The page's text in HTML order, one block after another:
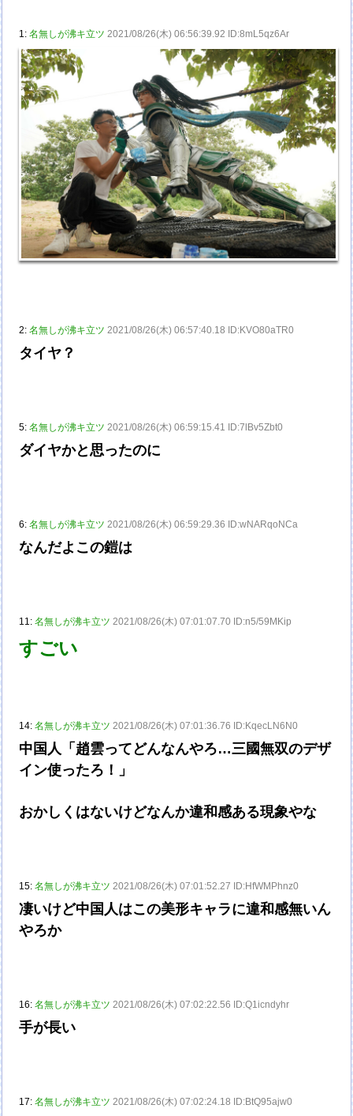
1:名無しが沸キ立ツ 2021/08/26(木) 06:56:39.92 ID:8mL5qz6Ar
2:名無しが沸キ立ツ 2021/08/26(木) 06:57:40.18 ID:KVO80aTR0
タイヤ？
5:名無しが沸キ立ツ 2021/08/26(木) 06:59:15.41 ID:7lBv5Zbt0
ダイヤかと思ったのに
6:名無しが沸キ立ツ 2021/08/26(木) 06:59:29.36 ID:wNARqoNCa
なんだよこの鎧は
11:名無しが沸キ立ツ 2021/08/26(木) 07:01:07.70 ID:n5/59MKip
すごい
14:名無しが沸キ立ツ 2021/08/26(木) 07:01:36.76 ID:KqecLN6N0
中国人「趙雲ってどんなんやろ…三國無双のデザ
イン使ったろ！」
おかしくはないけどなんか違和感ある現象やな
15:名無しが沸キ立ツ 2021/08/26(木) 07:01:52.27 ID:HfWMPhnz0
凄いけど中国人はこの美形キャラに違和感無いん
やろか
16:名無しが沸キ立ツ 2021/08/26(木) 07:02:22.56 ID:Q1icndyhr
手が長い
17:名無しが沸キ立ツ 2021/08/26(木) 07:02:24.18 ID:BtQ95ajw0